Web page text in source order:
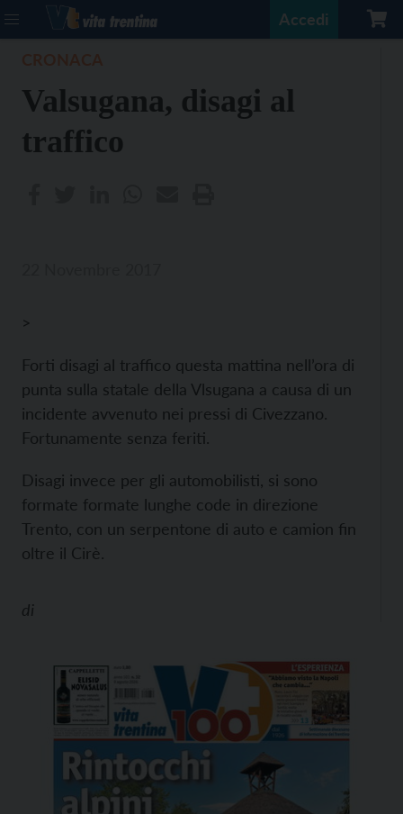
Accedi
Valsugana, disagi al
traffico
>
Forti disagi al traffico questa mattina nell’ora di
punta sulla statale della Vlsugana a causa di un
incidente avvenuto nei pressi di Civezzano.
Fortunamente senza feriti.
Disagi invece per gli automobilisti, si sono
formate formate lunghe code in direzione
Trento, con un serpentone di auto e camion fin
oltre il Cirè.
di